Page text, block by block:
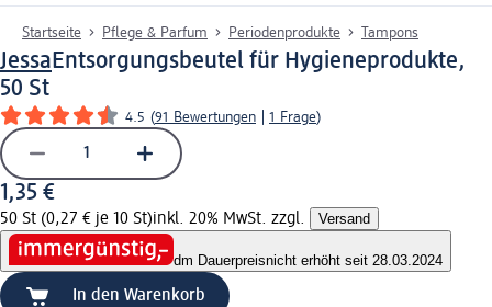
Startseite Pflege & Parfum Periodenprodukte Tampons
JessaEntsorgungsbeutel für Hygieneprodukte,
50 St
4.5 (91 Bewertungen 1 Frage)
1,35 €
50 St (0,27 € je 10 St)inkl. 20% MwSt. zzgl. Versand
dm Dauerpreisnicht erhöht seit 28.03.2024
In den Warenkorb